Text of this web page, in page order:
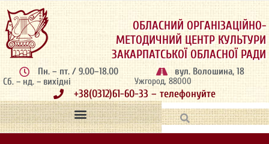
ОБЛАСНИЙ ОРГАНІЗАЦІЙНО-
МЕТОДИЧНИЙ ЦЕНТР КУЛЬТУРИ
ЗАКАРПАТСЬКОЇ ОБЛАСНОЇ РАДИ
Пн. – пт. / 9.00–18.00
Сб. – нд. – вихідні
вул. Волошина, 18
Ужгород, 88000
+38(0312)61-60-33 – телефонуйте